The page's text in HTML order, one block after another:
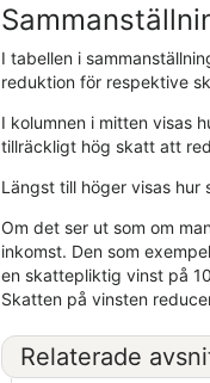
I tabellen i
reduktion för respektive
I kolumnen i mitten visas
tillräckligt hög skatt att
Längst till höger visas
Om det ser ut som om
inkomst. Den som
en skattepliktig vinst på
Skatten på vinsten
Relaterade